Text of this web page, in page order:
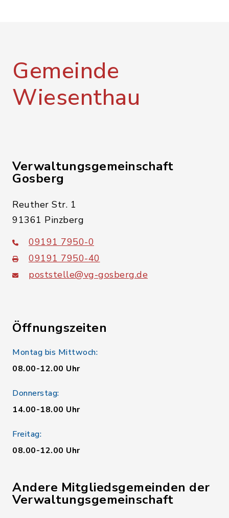
Gemeinde
Wiesenthau
Verwaltungsgemeinschaft
Gosberg
Reuther Str. 1
91361 Pinzberg
09191 7950-0
09191 7950-40
poststelle@vg-gosberg.de
Öffnungszeiten
Montag bis Mittwoch:
08.00-12.00 Uhr
Donnerstag:
14.00-18.00 Uhr
Freitag:
08.00-12.00 Uhr
Andere Mitgliedsgemeinden der
Verwaltungsgemeinschaft